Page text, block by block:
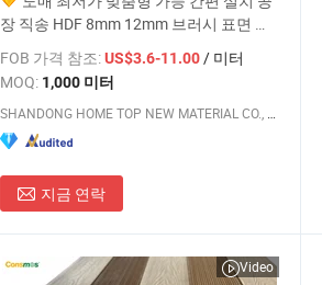
장 직송 HDF 8mm 12mm 브러시 표면 라
미네이트 바닥재 판매
FOB 가격 참조:US$3.6-11.00/ 미터
MOQ: 1,000 미터
지금 연락
Video